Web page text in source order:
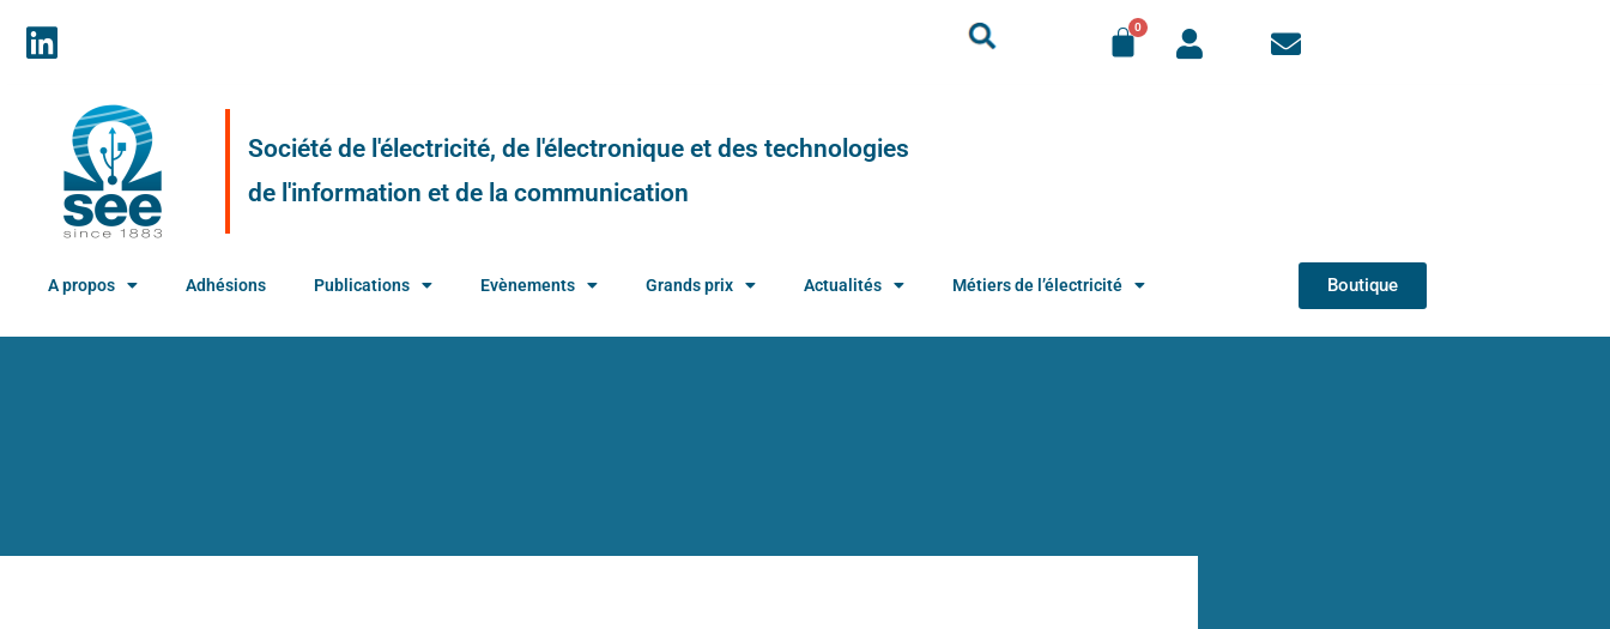
Société de l'électricité, de l'électronique et des technologies
de l'information et de la communication
A propos Adhésions Publications Evènements Grands prix Actualités Métiers de l’électricité Boutique